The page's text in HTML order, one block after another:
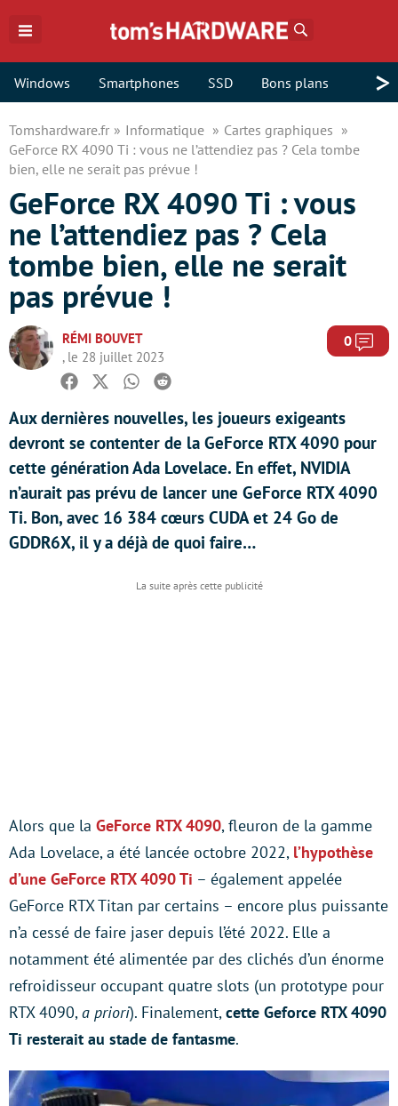
Windows Smartphones SSD Bons plans >
Tomshardware.fr Informatique
Cartes graphiques
GeForce RX 4090 Ti : vous ne l’attendiez pas ? Cela tombe
bien, elle ne serait pas prévue !
GeForce RX 4090 Ti : vous
ne l’attendiez pas ? Cela
tombe bien, elle ne serait
pas prévue !
RÉMI BOUVET
, le 28 juillet 2023
0
Facebook
TwitterWhatsapp
Reddit
Aux dernières nouvelles, les joueurs exigeants
devront se contenter de la GeForce RTX 4090 pour
cette génération Ada Lovelace. En effet, NVIDIA
n’aurait pas prévu de lancer une GeForce RTX 4090
Ti. Bon, avec 16 384 cœurs CUDA et 24 Go de
GDDR6X, il y a déjà de quoi faire…
Alors que la GeForce RTX 4090, fleuron de la gamme
Ada Lovelace, a été lancée octobre 2022, l’hypothèse
d’une GeForce RTX 4090 Ti – également appelée
GeForce RTX Titan par certains – encore plus puissante
n’a cessé de faire jaser depuis l’été 2022. Elle a
notamment été alimentée par des clichés d’un énorme
refroidisseur occupant quatre slots (un prototype pour
RTX 4090,a priori). Finalement,cette Geforce RTX 4090
Ti resterait au stade de fantasme.